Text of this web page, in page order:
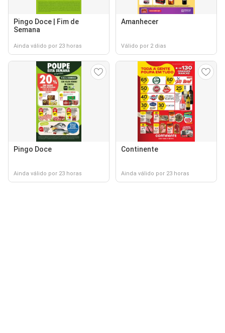
Pingo Doce | Fim de
Semana
Ainda válido por 23 horas
Amanhecer
Válido por 2 dias
Pingo Doce
Ainda válido por 23 horas
Continente
Ainda válido por 23 horas